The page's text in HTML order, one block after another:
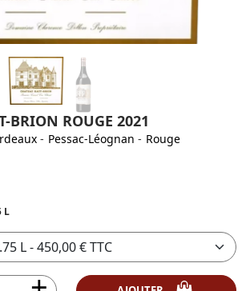
BRION ROUGE 2021
- Pessac-Léognan - Rouge
L